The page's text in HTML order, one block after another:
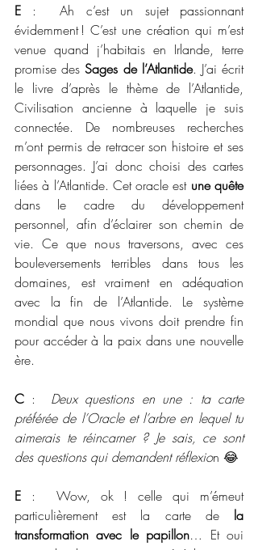
E :  Ah c’est un sujet passionnant
évidemment ! C’est une création qui m’est
venue quand j’habitais en Irlande, terre
promise des Sages de l’Atlantide. J’ai écrit
le livre d’après le thème de l’Atlantide,
Civilisation ancienne à laquelle je suis
connectée. De nombreuses recherches
m’ont permis de retracer son histoire et ses
personnages. J’ai donc choisi des cartes
liées à l’Atlantide. Cet oracle est une quête
dans le cadre du développement
personnel, afin d’éclairer son chemin de
vie. Ce que nous traversons, avec ces
bouleversements terribles dans tous les
domaines, est vraiment en adéquation
avec la fin de l’Atlantide. Le système
mondial que nous vivons doit prendre fin
pour accéder à la paix dans une nouvelle
ère.
C : Deux questions en une : ta carte
préférée de l’Oracle et l’arbre en lequel tu
aimerais te réincarner ? Je sais, ce sont
des questions qui demandent réflexion 😂
E :  Wow, ok ! celle qui m’émeut
particulièrement est la carte de la
transformation avec le papillon… Et oui